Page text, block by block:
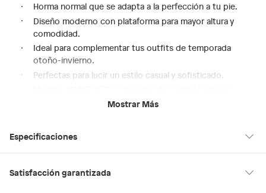
Horma normal que se adapta a la perfección a tu pie.
Diseño moderno con plataforma para mayor altura y
comodidad.
Ideal para complementar tus outfits de temporada
otoño-invierno.
Perfectas para lucir un estilo casual y sofisticado.
Mostrar Más
Especificaciones
Material de la
Satisfacción garantizada